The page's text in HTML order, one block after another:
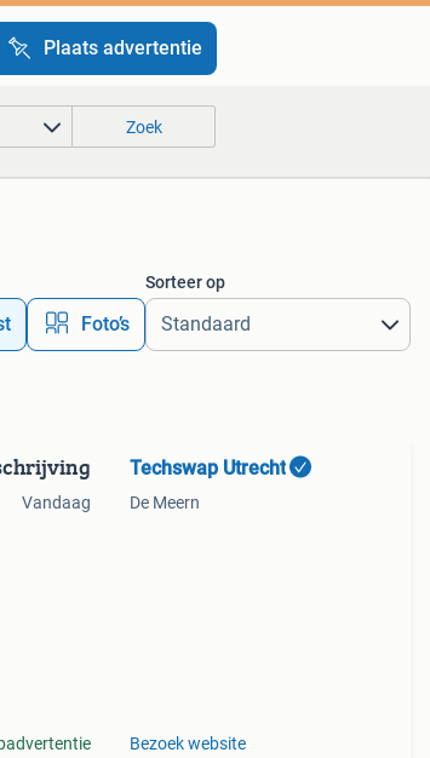
Plaats advertentie
Zoek
Foto’s
Sorteer op
Vandaag
Techswap Utrecht
De Meern
Bezoek website